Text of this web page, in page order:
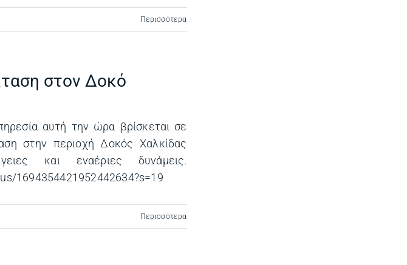
Περισσότερα
στον Δοκό
αυτή την ώρα βρίσκεται σε
στην περιοχή Δοκός Χαλκίδας
και εναέριες δυνάμεις.
1694354421952442634?s=19
Περισσότερα